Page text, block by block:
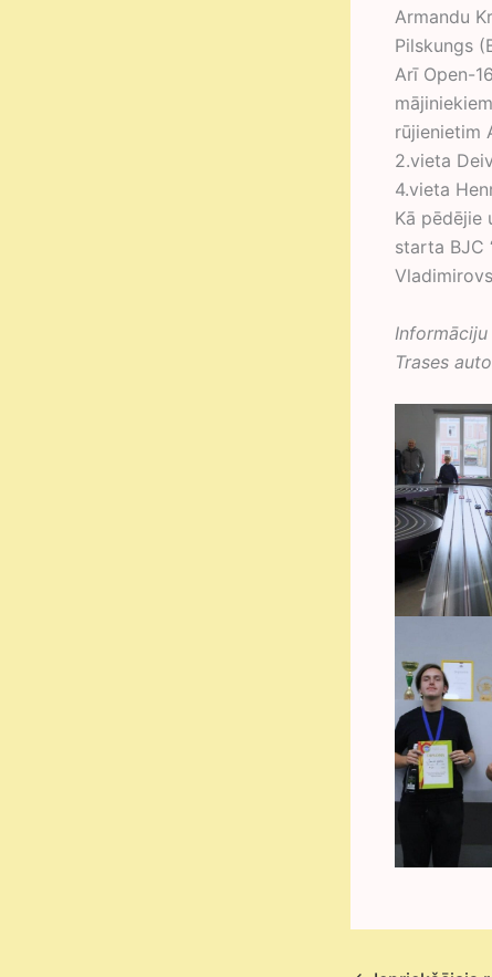
Armandu
Pilskungs
Arī Open-
rūjienietim
2.vieta
4.vieta
Kā pēdējie
starta BJC
Trases